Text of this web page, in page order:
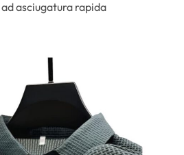
asciugatura rapida